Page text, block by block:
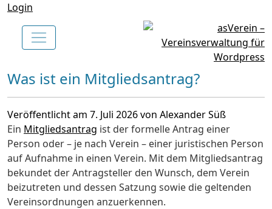
Login
Was ist ein Mitgliedsantrag?
Veröffentlicht am 7. Juli 2026 von Alexander Süß
Ein Mitgliedsantrag ist der formelle Antrag einer
Person oder – je nach Verein – einer juristischen Person
auf Aufnahme in einen Verein. Mit dem Mitgliedsantrag
bekundet der Antragsteller den Wunsch, dem Verein
beizutreten und dessen Satzung sowie die geltenden
Vereinsordnungen anzuerkennen.